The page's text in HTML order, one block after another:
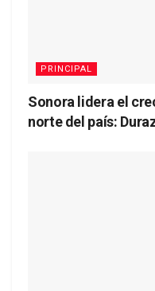
PRINCIPAL
Sonora lidera el
norte del país: